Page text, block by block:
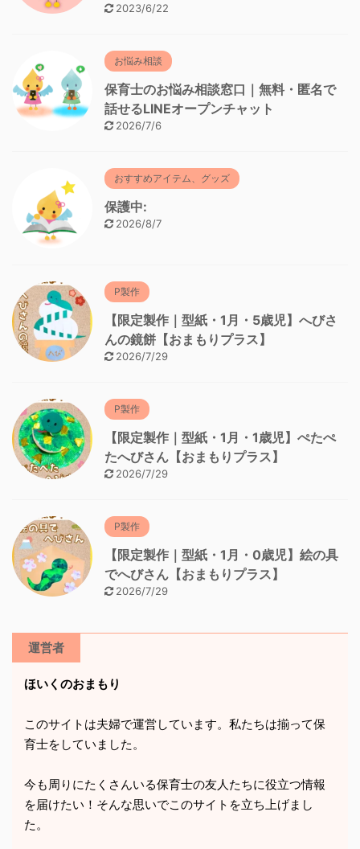
2023/6/22
お悩み相談
保育士のお悩み相談窓口｜無料・匿名で
話せるLINEオープンチャット
2026/7/6
おすすめアイテム、グッズ
保護中:
2026/8/7
P製作
【限定製作｜型紙・1月・5歳児】へびさ
んの鏡餅【おまもりプラス】
2026/7/29
P製作
【限定製作｜型紙・1月・1歳児】ぺたぺ
たへびさん【おまもりプラス】
2026/7/29
P製作
【限定製作｜型紙・1月・0歳児】絵の具
でへびさん【おまもりプラス】
2026/7/29
運営者
ほいくのおまもり
このサイトは夫婦で運営しています。私たちは揃って保
育士をしていました。
今も周りにたくさんいる保育士の友人たちに役立つ情報
を届けたい！そんな思いでこのサイトを立ち上げまし
た。